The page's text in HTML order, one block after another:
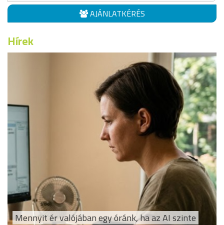
AJÁNLATKÉRÉS
Hírek
Mennyit ér valójában egy óránk, ha az AI szinte